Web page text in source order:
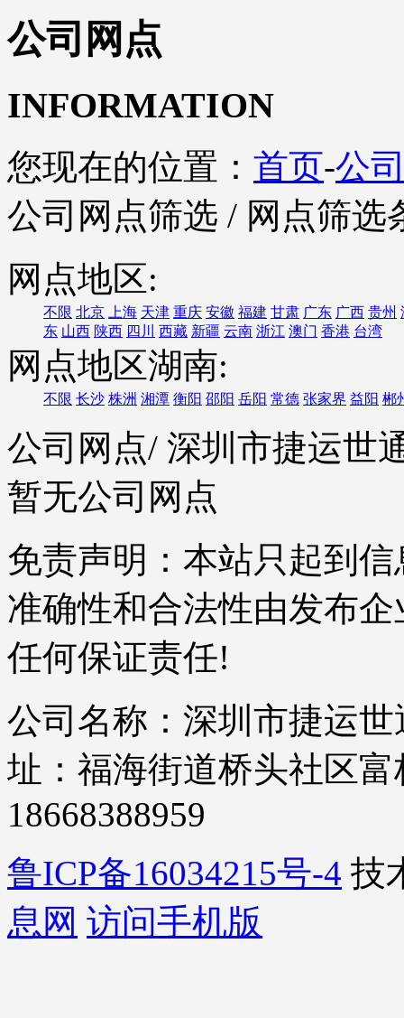
公司网点
INFORMATION
您现在的位置： 首页-公
公司网点筛选 / 网点筛选
网点地区:
不限 北京 上海 天津 重庆 安徽 福建 甘肃 广东 广西 贵州
东 山西 陕西 四川 西藏 新疆 云南 浙江 澳门 香港 台湾
网点地区湖南:
不限 长沙 株洲 湘潭 衡阳 邵阳 岳阳 常德 张家界 益阳 郴
公司网点/ 深圳市捷运世
暂无公司网点
免责声明：本站只起到
准确性和合法性由发布
任何保证责任!
公司名称：深圳市捷运
址：福海街道桥头社区
18668388959
鲁ICP备16034215号-4 技
息网 访问手机版